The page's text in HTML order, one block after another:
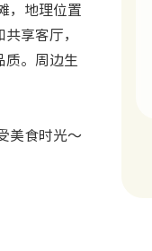
，地理位置
享客厅，
质。周边生
美食时光～